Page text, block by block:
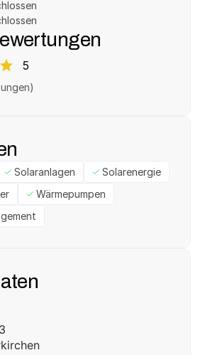
5
Solaranlagen
Solarenergie
Wärmepumpen